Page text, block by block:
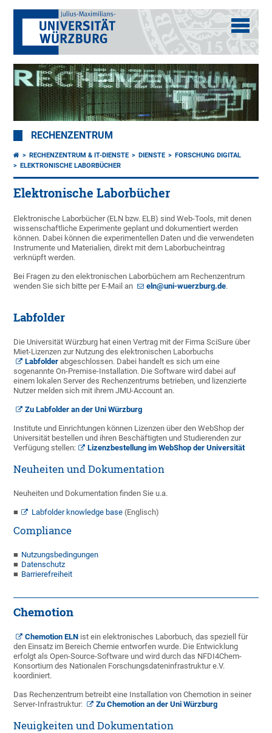
RECHENZENTRUM
RECHENZENTRUM & IT-DIENSTE DIENSTE
FORSCHUNG DIGITAL
ELEKTRONISCHE LABORBÜCHER
Elektronische Laborbücher
Elektronische Laborbücher (ELN bzw. ELB) sind Web-Tools, mit denen
wissenschaftliche Experimente geplant und dokumentiert werden
können. Dabei können die experimentellen Daten und die verwendeten
Instrumente und Materialien, direkt mit dem Laborbucheintrag
verknüpft werden.
Bei Fragen zu den elektronischen Laborbüchern am Rechenzentrum
wenden Sie sich bitte per E-Mail an
eln@uni-wuerzburg.de.
Labfolder
Die Universität Würzburg hat einen Vertrag mit der Firma SciSure über
Miet-Lizenzen zur Nutzung des elektronischen Laborbuchs
Labfolder abgeschlossen. Dabei handelt es sich um eine
sogenannte On-Premise-Installation. Die Software wird dabei auf
einem lokalen Server des Rechenzentrums betrieben, und lizenzierte
Nutzer melden sich mit ihrem JMU-Account an.
Zu Labfolder an der Uni Würzburg
Institute und Einrichtungen können Lizenzen über den WebShop der
Universität bestellen und ihren Beschäftigten und Studierenden zur
Verfügung stellen:
Lizenzbestellung im WebShop der Universität
Neuheiten und Dokumentation
Neuheiten und Dokumentation finden Sie u.a.
Labfolder knowledge base (Englisch)
Compliance
Nutzungsbedingungen
Datenschutz
Barrierefreiheit
Chemotion
Chemotion ELN ist ein elektronisches Laborbuch, das speziell für
den Einsatz im Bereich Chemie entworfen wurde. Die Entwicklung
erfolgt als Open-Source-Software und wird durch das NFDI4Chem-
Konsortium des Nationalen Forschungsdateninfrastruktur e.V.
koordiniert.
Das Rechenzentrum betreibt eine Installation von Chemotion in seiner
Server-Infrastruktur:
Zu Chemotion an der Uni Würzburg
Neuigkeiten und Dokumentation